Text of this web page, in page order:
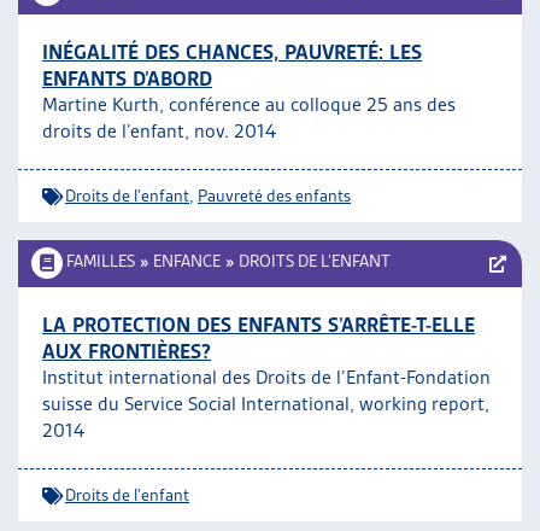
INÉGALITÉ DES CHANCES, PAUVRETÉ: LES
ENFANTS D’ABORD
Martine Kurth, conférence au colloque 25 ans des
droits de l’enfant, nov. 2014
Droits de l'enfant Pauvreté des enfants
FAMILLES » ENFANCE » DROITS DE L’ENFANT
LA PROTECTION DES ENFANTS S’ARRÊTE-T-ELLE
AUX FRONTIÈRES?
Institut international des Droits de l’Enfant-Fondation
suisse du Service Social International, working report,
2014
Droits de l'enfant